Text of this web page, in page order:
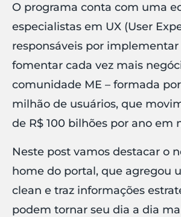
O programa conta com uma
especialistas em UX (User
responsáveis por
fomentar cada vez mais
comunidade ME – formada
milhão de usuários, que
de R$ 100 bilhões por ano em
Neste post vamos destacar o
home do portal, que agregou
clean e traz informações
podem tornar seu dia a dia